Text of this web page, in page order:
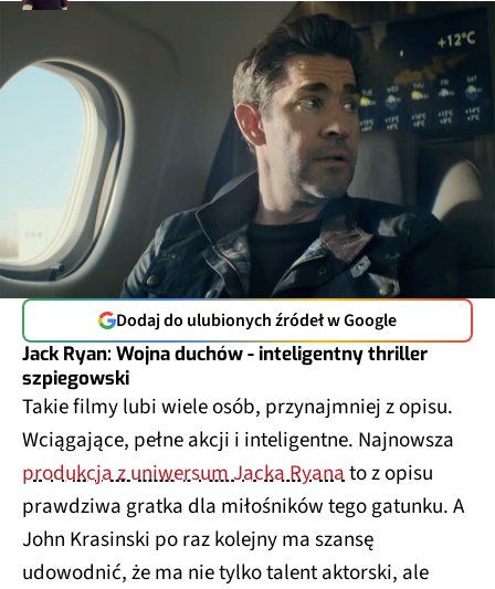
Dodaj do ulubionych źródeł w Google
Jack Ryan: Wojna duchów - inteligentny thriller
szpiegowski
Takie filmy lubi wiele osób, przynajmniej z opisu.
Wciągające, pełne akcji i inteligentne. Najnowsza
produkcja z uniwersum Jacka Ryanato z opisu
prawdziwa gratka dla miłośników tego gatunku. A
John Krasinski po raz kolejny ma szansę
udowodnić, że ma nie tylko talent aktorski, ale